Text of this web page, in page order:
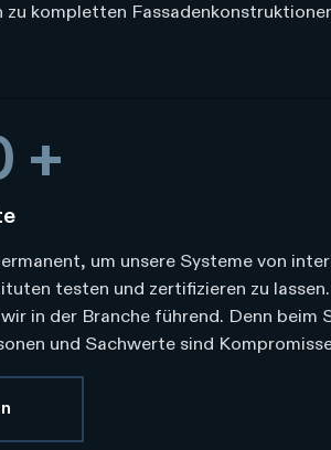
zu kompletten
+
um unsere Systeme von
testen und zertifizieren zu
in der Branche führend. Denn beim
und Sachwerte sind